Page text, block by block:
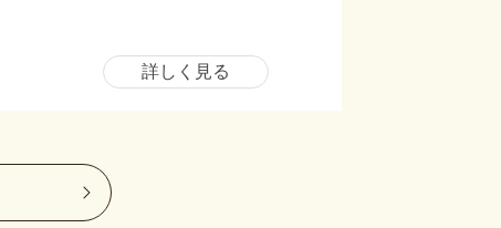
詳しく見る